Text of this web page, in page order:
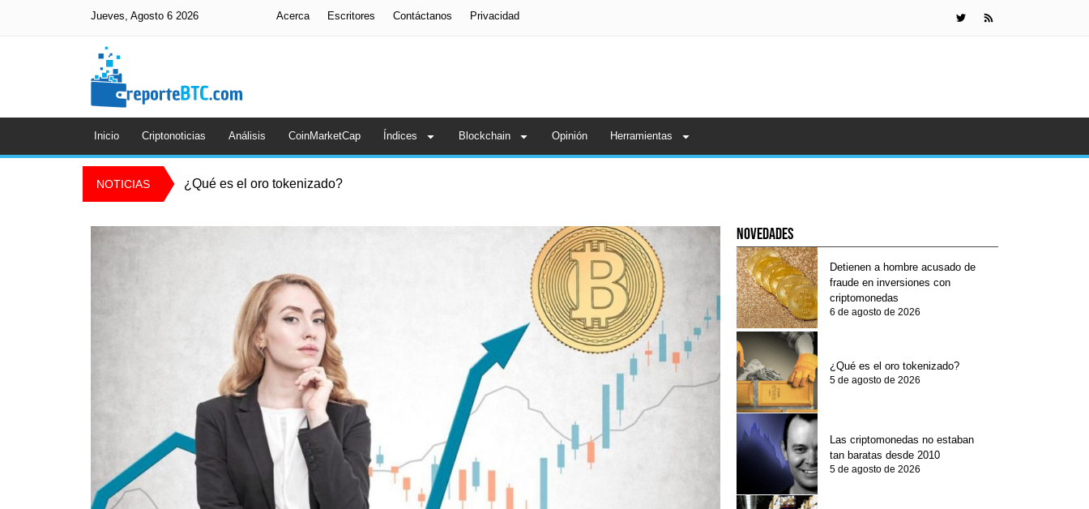
Jueves, Agosto 6 2026 Acerca Escritores Contáctanos Privacidad
Inicio Criptonoticias Análisis CoinMarketCap Índices Blockchain Opinión Herramientas
NOTICIAS ¿Qué es el oro tokenizado?
novedades
Detienen a hombre acusado de
fraude en inversiones con
criptomonedas
6 de agosto de 2026
¿Qué es el oro tokenizado?
5 de agosto de 2026
Las criptomonedas no estaban
tan baratas desde 2010
5 de agosto de 2026